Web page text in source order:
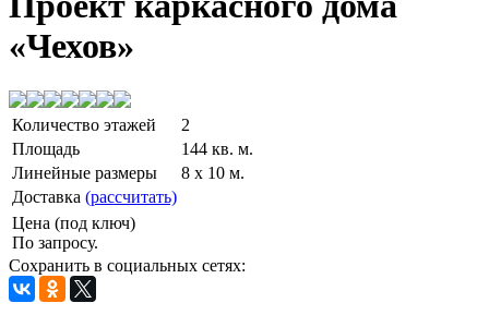
«Чехов»
Количество этажей
2
Площадь
144 кв. м.
Линейные размеры
8 x 10 м.
Доставка (рассчитать)
Цена (под ключ)
По запросу.
Сохранить в социальных сетях: